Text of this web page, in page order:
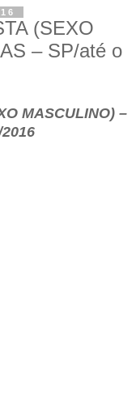
(SEXO
– SP/até o
MASCULINO) –